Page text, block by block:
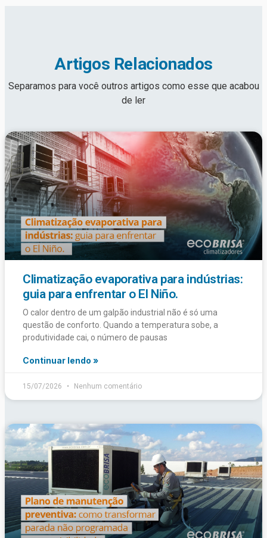
Artigos Relacionados
Separamos para você outros artigos como esse que acabou
de ler
Climatização evaporativa para indústrias:
guia para enfrentar o El Niño.
O calor dentro de um galpão industrial não é só uma
questão de conforto. Quando a temperatura sobe, a
produtividade cai, o número de pausas
Continuar lendo »
15/07/2026 Nenhum comentário